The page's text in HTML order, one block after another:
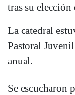
tras su elección
La catedral
Pastoral
anual.
Se escucharon